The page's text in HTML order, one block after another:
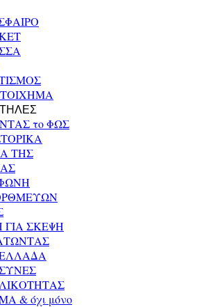
το ΦΩΣ
ΤΗΣ
ΓΙΑ ΣΚΕΨΗ
& όχι μόνο